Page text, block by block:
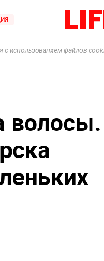
и с использованием файлов
волосы.